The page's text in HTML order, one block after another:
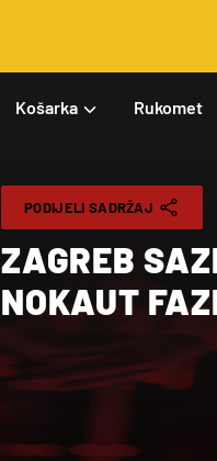
Košarka Rukomet
PODIJELI SADRŽAJ
ZAGREB
NOKAUT